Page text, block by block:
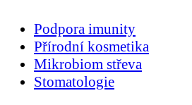
Podpora imunity
Přírodní kosmetika
Mikrobiom střeva
Stomatologie